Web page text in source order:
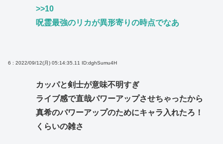
>>10
呪霊最強のリカが異形寄りの時点でなあ
6 : 2022/09/12(月) 05:14:35.11 ID:dghSumu4H
カッパと剣士が意味不明すぎ
ライブ感で直哉パワーアップさせちゃったから
真希のパワーアップのためにキャラ入れたろ！
くらいの雑さ